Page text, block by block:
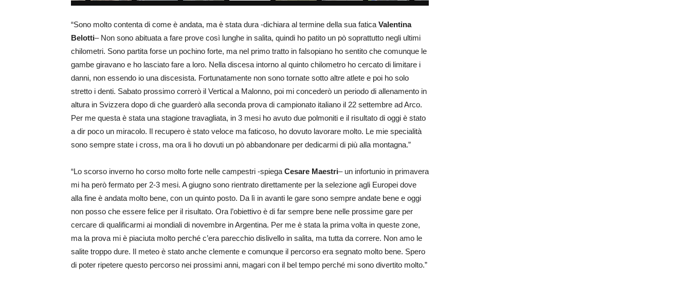
“Sono molto contenta di come è andata, ma è stata dura -dichiara al termine della sua fatica Valentina
Belotti– Non sono abituata a fare prove così lunghe in salita, quindi ho patito un pò soprattutto negli ultimi
chilometri. Sono partita forse un pochino forte, ma nel primo tratto in falsopiano ho sentito che comunque le
gambe giravano e ho lasciato fare a loro. Nella discesa intorno al quinto chilometro ho cercato di limitare i
danni, non essendo io una discesista. Fortunatamente non sono tornate sotto altre atlete e poi ho solo
stretto i denti. Sabato prossimo correrò il Vertical a Malonno, poi mi concederò un periodo di allenamento in
altura in Svizzera dopo di che guarderò alla seconda prova di campionato italiano il 22 settembre ad Arco.
Per me questa è stata una stagione travagliata, in 3 mesi ho avuto due polmoniti e il risultato di oggi è stato
a dir poco un miracolo. Il recupero è stato veloce ma faticoso, ho dovuto lavorare molto. Le mie specialità
sono sempre state i cross, ma ora li ho dovuti un pò abbandonare per dedicarmi di più alla montagna.”
“Lo scorso inverno ho corso molto forte nelle campestri -spiega Cesare Maestri– un infortunio in primavera
mi ha però fermato per 2-3 mesi. A giugno sono rientrato direttamente per la selezione agli Europei dove
alla fine è andata molto bene, con un quinto posto. Da lì in avanti le gare sono sempre andate bene e oggi
non posso che essere felice per il risultato. Ora l’obiettivo è di far sempre bene nelle prossime gare per
cercare di qualificarmi ai mondiali di novembre in Argentina. Per me è stata la prima volta in queste zone,
ma la prova mi è piaciuta molto perché c’era parecchio dislivello in salita, ma tutta da correre. Non amo le
salite troppo dure. Il meteo è stato anche clemente e comunque il percorso era segnato molto bene. Spero
di poter ripetere questo percorso nei prossimi anni, magari con il bel tempo perché mi sono divertito molto.”